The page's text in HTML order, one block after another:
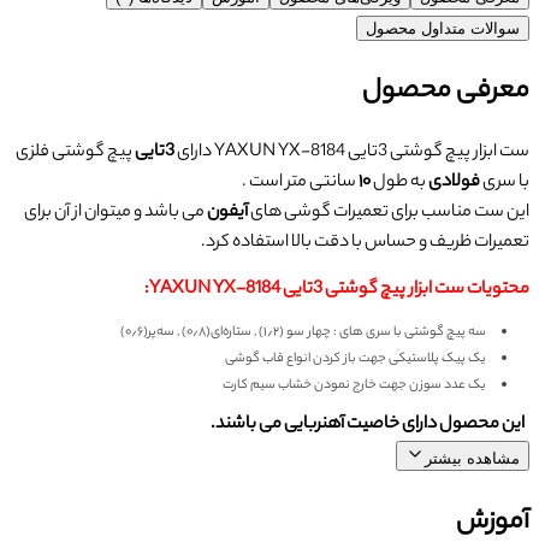
سوالات متداول محصول
معرفی محصول
ست ابزار پیچ گوشتی 3تایی YAXUN YX-8184 دارای 3تایی
پیچ گوشتی فلزی
با سریفولادیبه طول۱۰سانتی متر است .
این ست مناسب برای تعمیرات گوشی هایآیفونمی باشد و میتوان از آن برای
تعمیرات ظریف و حساس با دقت بالا استفاده کرد.
محتویات ست ابزار پیچ گوشتی 3تایی YAXUN YX-8184:
سه پیچ گوشتی با سری های : چهار سو (۱٫۲) , ستاره‌ای(۰٫۸) , سه‌پر(۰٫۶)
یک پیک پلاستیکی جهت باز کردن انواع قاب گوشی
یک عدد سوزن جهت خارج نمودن خشاب سیم کارت
این محصول دارای خاصیت آهنربایی می باشند.
مشاهده بیشتر
آموزش